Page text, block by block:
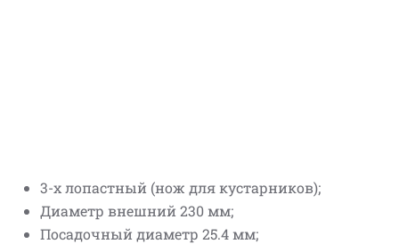
3-х лопастный (нож для кустарников);
Диаметр внешний 230 мм;
Посадочный диаметр 25.4 мм;